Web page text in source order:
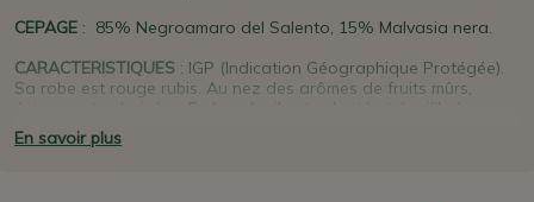
CEPAGE : 85% Negroamaro del Salento, 15% Malvasia nera.
CARACTERISTIQUES : IGP (Indication Géographique Protégée).
Sa robe est rouge rubis. Au nez des arômes de fruits mûrs,
épices, notes boisées. En bouche il est velouté et équilibré, avec
des notes de chocolat et une bonne persistance. Ouvrir au
moins 2 heures avant dégustation et servir à 16-18°.
En savoir plus